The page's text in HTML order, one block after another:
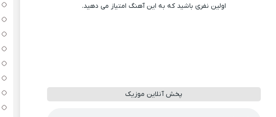
اولین نفری باشید که به این آهنگ امتیاز می دهید.
پخش آنلاین موزیک